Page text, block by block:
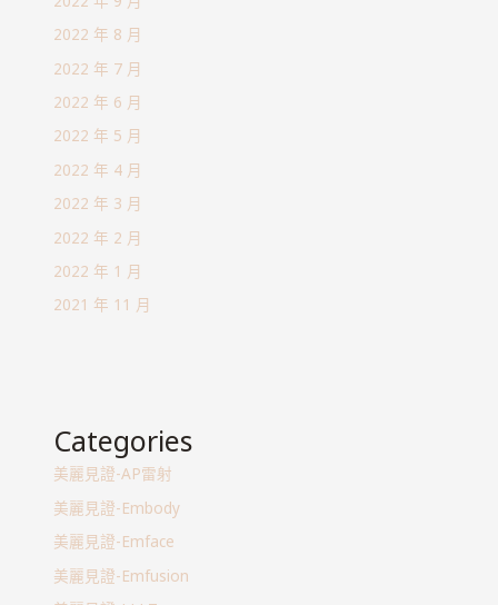
2022 年 8 月
2022 年 7 月
2022 年 6 月
2022 年 5 月
2022 年 4 月
2022 年 3 月
2022 年 2 月
2022 年 1 月
2021 年 11 月
Categories
美麗見證-AP雷射
美麗見證-Embody
美麗見證-Emface
美麗見證-Emfusion